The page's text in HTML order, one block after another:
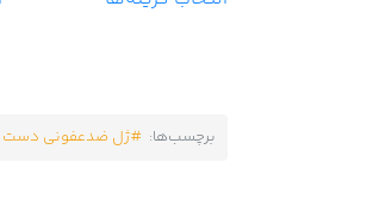
برچسب‌ها: ژل ضدعفونی دست